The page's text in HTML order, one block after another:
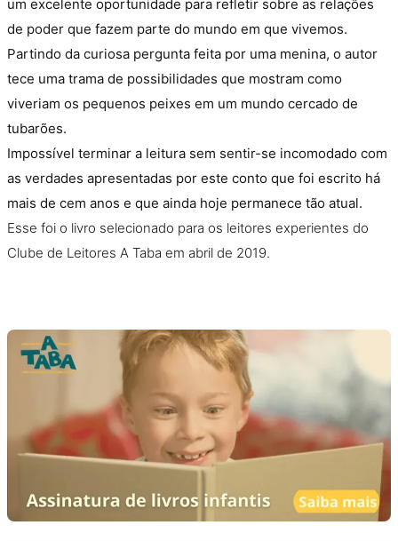
um excelente oportunidade para refletir sobre as relações
de poder que fazem parte do mundo em que vivemos.
Partindo da curiosa pergunta feita por uma menina, o autor
tece uma trama de possibilidades que mostram como
viveriam os pequenos peixes em um mundo cercado de
tubarões.
Impossível terminar a leitura sem sentir-se incomodado com
as verdades apresentadas por este conto que foi escrito há
mais de cem anos e que ainda hoje permanece tão atual.
Esse foi o livro selecionado para os leitores experientes do
Clube de Leitores A Taba em abril de 2019.